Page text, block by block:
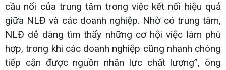
cầu nối của trung tâm trong việc kết nối hiệu quả
giữa NLĐ và các doanh nghiệp. Nhờ có trung tâm,
NLĐ dễ dàng tìm thấy những cơ hội việc làm phù
hợp, trong khi các doanh nghiệp cũng nhanh chóng
tiếp cận được nguồn nhân lực chất lượng”, ông